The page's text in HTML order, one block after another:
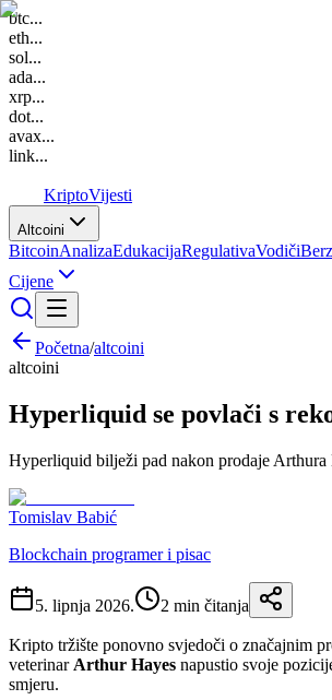
btc...
eth...
sol...
ada...
xrp...
dot...
avax...
link...
KriptoVijesti
Altcoini
BitcoinAnalizaEdukacijaRegulativaVodiči
Cijene
Početna/altcoini
altcoini
Hyperliquid se povlači s
Hyperliquid bilježi pad nakon prodaje
Tomislav Babić
Blockchain programer i pisac
5. lipnja 2026. 2 min čitanja
Kripto tržište ponovno svjedoči o značajnim
veterinar Arthur Hayes napustio svoje
smjeru.